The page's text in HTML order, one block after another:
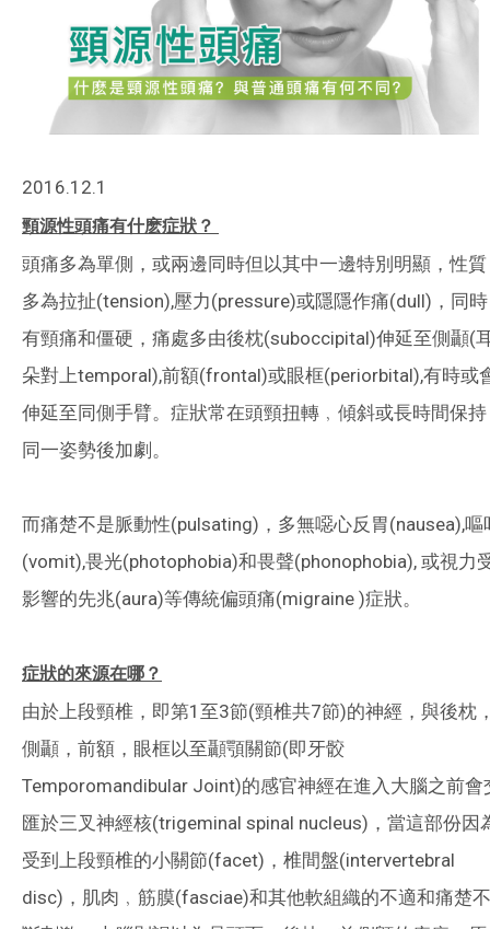
2016.12.1
頸源性頭痛有什麽症狀？
頭痛多為單側，或兩邊同時但以其中一邊特別明顯，性質
多為拉扯(tension),壓力(pressure)或隱隱作痛(dull)，同時
有頸痛和僵硬，痛處多由後枕(suboccipital)伸延至側顳(
朵對上temporal),前額(frontal)或眼框(periorbital),有時或
伸延至同側手臂。症狀常在頭頸扭轉﹐傾斜或長時間保持
同一姿勢後加劇。
而痛楚不是脈動性(pulsating)，多無噁心反胃(nausea),嘔
(vomit),畏光(photophobia)和畏聲(phonophobia), 或視力
影響的先兆(aura)等傳統偏頭痛(migraine )症狀。
症狀的來源在哪？
由於上段頸椎，即第1至3節(頸椎共7節)的神經，與後枕
側顳，前額，眼框以至顳顎關節(即牙骹
Temporomandibular Joint)的感官神經在進入大腦之前會
匯於三叉神經核(trigeminal spinal nucleus)，當這部份因
受到上段頸椎的小關節(facet)，椎間盤(intervertebral
disc)，肌肉﹐筋膜(fasciae)和其他軟組織的不適和痛楚不